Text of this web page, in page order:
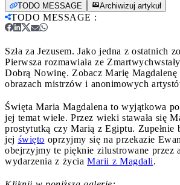
TODO MESSAGE Archiwizuj artykuł
TODO MESSAGE :
Szła za Jezusem. Jako jedna z ostatnich
Pierwsza rozmawiała ze
Dobrą Nowinę. Zobacz Marię Magdalenę
obrazach mistrzów i anonimowych
Święta Maria Magdalena to wyjątkowa
jej temat wiele. Przez wieki stawała się
prostytutką czy Marią z Egiptu. Zupełnie
jej święto oprzyjmy się na przekazie
obejrzyjmy te pięknie zilustrowane przez
wydarzenia z życia Marii z Magdali.